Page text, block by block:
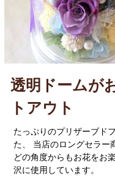
透明ドームが
トアウト
たっぷりのプリザーブド
た、 当店のロングセラー
どの角度からもお花をお
沢に使用しています。